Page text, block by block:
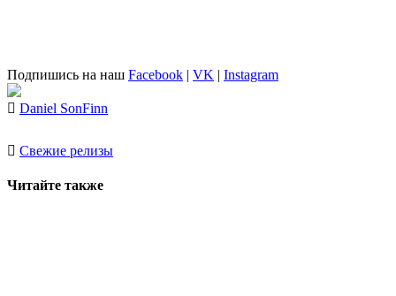
Подпишись на наш Facebook | VK | Instagram
Daniel SonFinn
Свежие релизы
Читайте также